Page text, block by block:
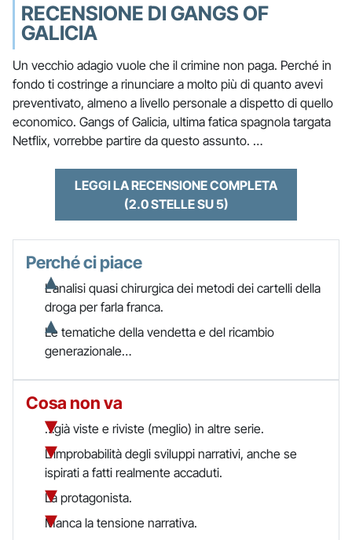
RECENSIONE DI GANGS OF
GALICIA
Un vecchio adagio vuole che il crimine non paga. Perché in
fondo ti costringe a rinunciare a molto più di quanto avevi
preventivato, almeno a livello personale a dispetto di quello
economico. Gangs of Galicia, ultima fatica spagnola targata
Netflix, vorrebbe partire da questo assunto. …
LEGGI LA RECENSIONE COMPLETA
(2.0 STELLE SU 5)
Perché ci piace
L’analisi quasi chirurgica dei metodi dei cartelli della
droga per farla franca.
Le tematiche della vendetta e del ricambio
generazionale…
Cosa non va
…già viste e riviste (meglio) in altre serie.
L'improbabilità degli sviluppi narrativi, anche se
ispirati a fatti realmente accaduti.
La protagonista.
Manca la tensione narrativa.